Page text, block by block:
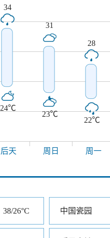
34
24℃
31
23℃
28
22℃
后天 周日 周一
38/26°C 中国瓷园